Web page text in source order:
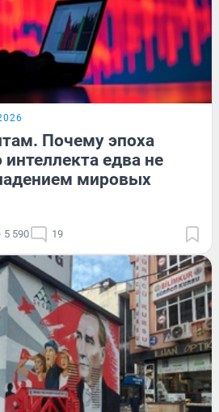
Почему эпоха
интеллекта едва не
мировых
5 590 19